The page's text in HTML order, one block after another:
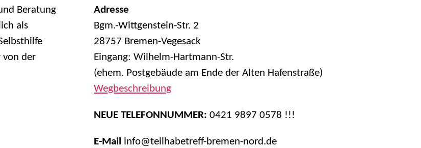
Beratung
als
von der
Adresse
Bgm.-Wittgenstein-Str. 2
28757 Bremen-Vegesack
Eingang: Wilhelm-Hartmann-Str.
(ehem. Postgebäude am Ende der Alten Hafenstraße)
Wegbeschreibung
NEUE TELEFONNUMMER: 0421 9897 0578 !!!
E-Mail info@teilhabetreff-bremen-nord.de